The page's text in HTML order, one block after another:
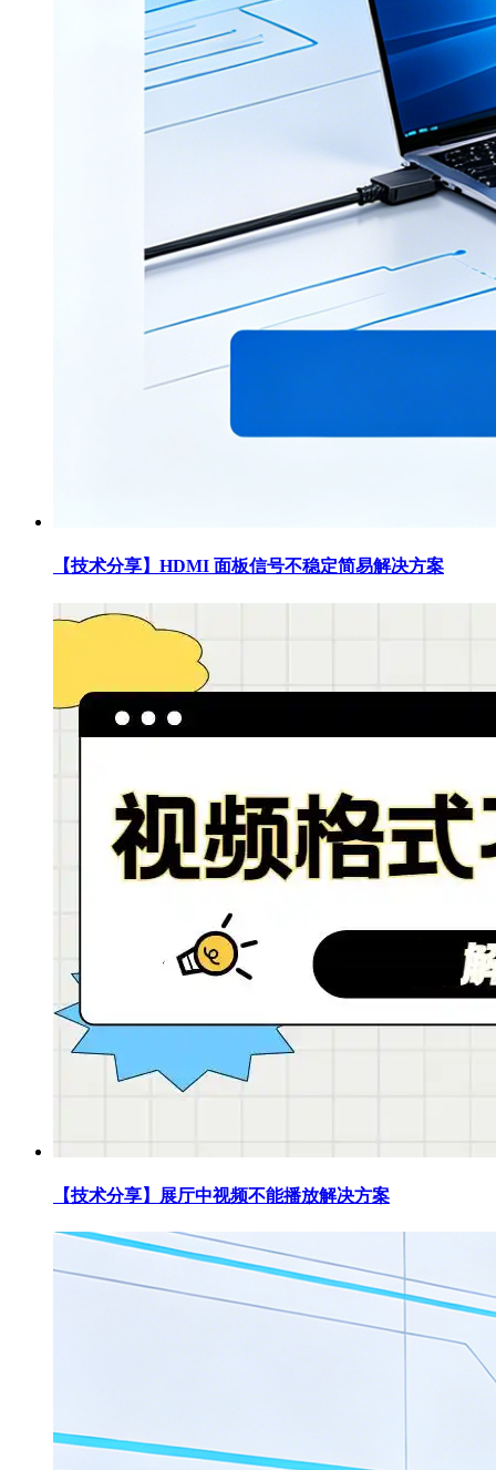
【技术分享】HDMI 面板信号不稳定简易解决方案
【技术分享】展厅中视频不能播放解决方案